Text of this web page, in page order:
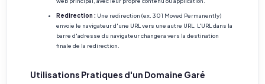
Redirection : Une redirection (ex. 301 Moved Permanently)
envoie le navigateur d'une URL vers une autre URL. L'URL dans la
barre d'adresse du navigateur changera vers la destination
finale de la redirection.
Utilisations Pratiques d'un Domaine Garé